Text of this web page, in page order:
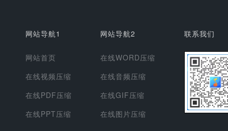
网站导航1
网站首页
在线视频压缩
在线PDF压缩
在线PPT压缩
网站导航2
在线WORD压缩
在线音频压缩
在线GIF压缩
在线图片压缩
联系我们